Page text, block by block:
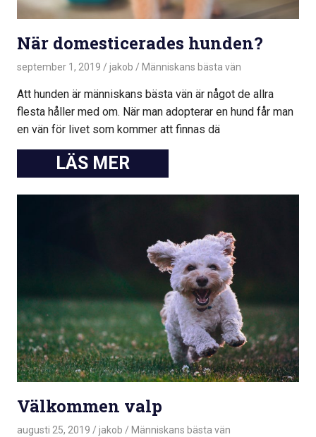
När domesticerades hunden?
september 1, 2019 jakob Människans bästa vän
Att hunden är människans bästa vän är något de allra
flesta håller med om. När man adopterar en hund får man
en vän för livet som kommer att finnas dä
Välkommen valp
augusti 25, 2019 jakob Människans bästa vän